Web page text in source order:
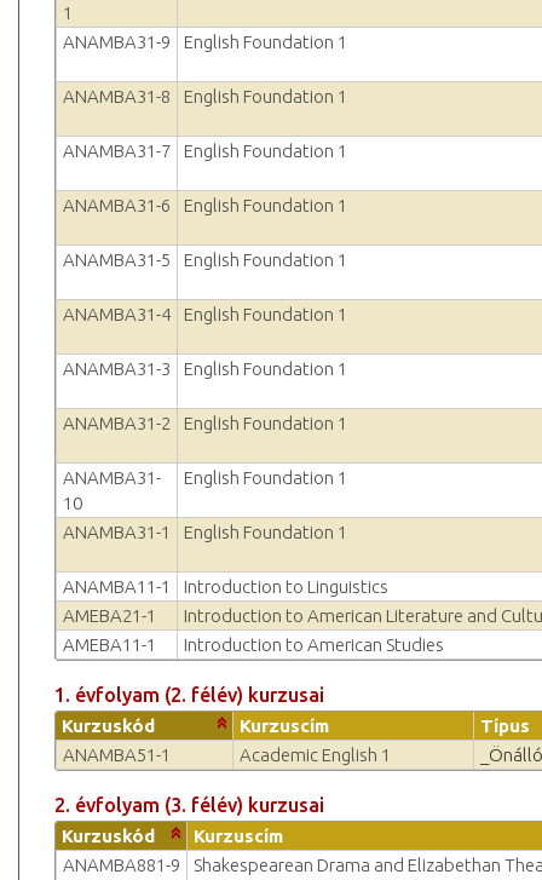
1
ANAMBA31-9 English Foundation 1
ANAMBA31-8 English Foundation 1
ANAMBA31-7 English Foundation 1
ANAMBA31-6 English Foundation 1
ANAMBA31-5 English Foundation 1
ANAMBA31-4 English Foundation 1
ANAMBA31-3 English Foundation 1
ANAMBA31-2 English Foundation 1
ANAMBA31-
10
English Foundation 1
ANAMBA31-1 English Foundation 1
ANAMBA11-1
Introduction to Linguistics
AMEBA21-1
Introduction to American Literature and
AMEBA11-1
Introduction to American Studies
1. évfolyam (2. félév) kurzusai
Kurzuskód Kurzuscím
Típus
ANAMBA51-1
Academic English 1
2. évfolyam (3. félév) kurzusai
Kurzuskód
Kurzuscím
ANAMBA881-9
Shakespearean Drama and Elizabethan